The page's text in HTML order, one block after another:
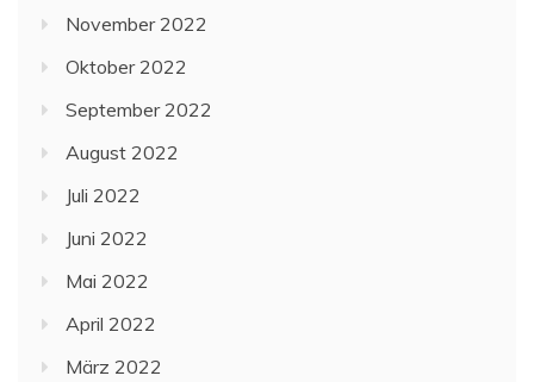
November 2022
Oktober 2022
September 2022
August 2022
Juli 2022
Juni 2022
Mai 2022
April 2022
März 2022